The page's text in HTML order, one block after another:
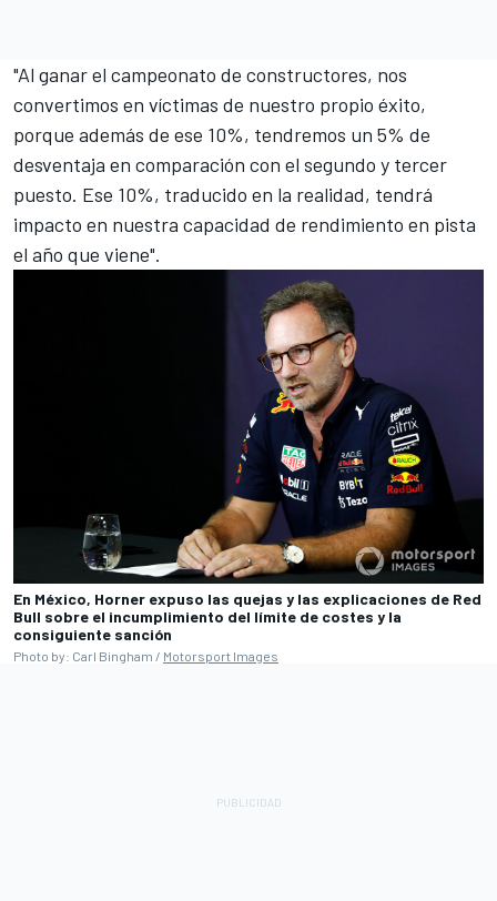
"Al ganar el campeonato de constructores, nos
convertimos en víctimas de nuestro propio éxito,
porque además de ese 10%, tendremos un 5% de
desventaja en comparación con el segundo y tercer
puesto. Ese 10%, traducido en la realidad, tendrá
impacto en nuestra capacidad de rendimiento en pista
el año que viene".
En México, Horner expuso las quejas y las explicaciones de Red
Bull sobre el incumplimiento del límite de costes y la
consiguiente sanción
Photo by: Carl Bingham / Motorsport Images